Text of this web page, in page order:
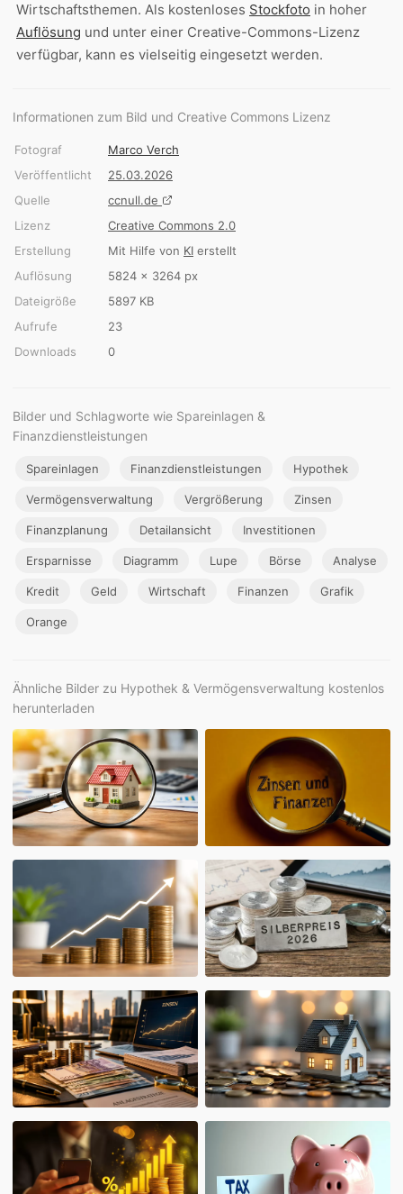
Wirtschaftsthemen. Als kostenloses Stockfoto in hoher
Auflösung und unter einer Creative-Commons-Lizenz
verfügbar, kann es vielseitig eingesetzt werden.
Informationen zum Bild und Creative Commons Lizenz
Fotograf
Marco Verch
Veröffentlicht
25.03.2026
Quelle
ccnull.de
Lizenz
Creative Commons 2.0
Erstellung
Mit Hilfe von KI erstellt
Auflösung
5824 × 3264 px
Dateigröße
5897 KB
Aufrufe
23
Downloads
0
Bilder und Schlagworte wie Spareinlagen &
Finanzdienstleistungen
Spareinlagen Finanzdienstleistungen Hypothek
Vermögensverwaltung Vergrößerung Zinsen
Finanzplanung Detailansicht Investitionen
Ersparnisse Diagramm Lupe Börse Analyse
Kredit Geld Wirtschaft Finanzen Grafik
Orange
Ähnliche Bilder zu Hypothek & Vermögensverwaltung kostenlos
herunterladen